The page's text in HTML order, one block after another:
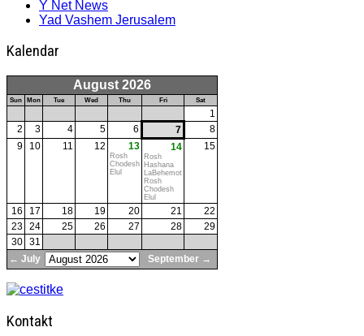
Y Net News
Yad Vashem Jerusalem
Kalendar
August 2026
Sun Mon Tue Wed Thu Fri Sat
1
2
3 4 5 6 7
8
9
10 11 12 13
Rosh
Chodesh
Elul
14
Rosh
Hashana
LaBehemot
Rosh
Chodesh
Elul
15
16 17 18 19 20 21
22
23 24 25 26 27 28
29
30 31
← July
September →
Kontakt